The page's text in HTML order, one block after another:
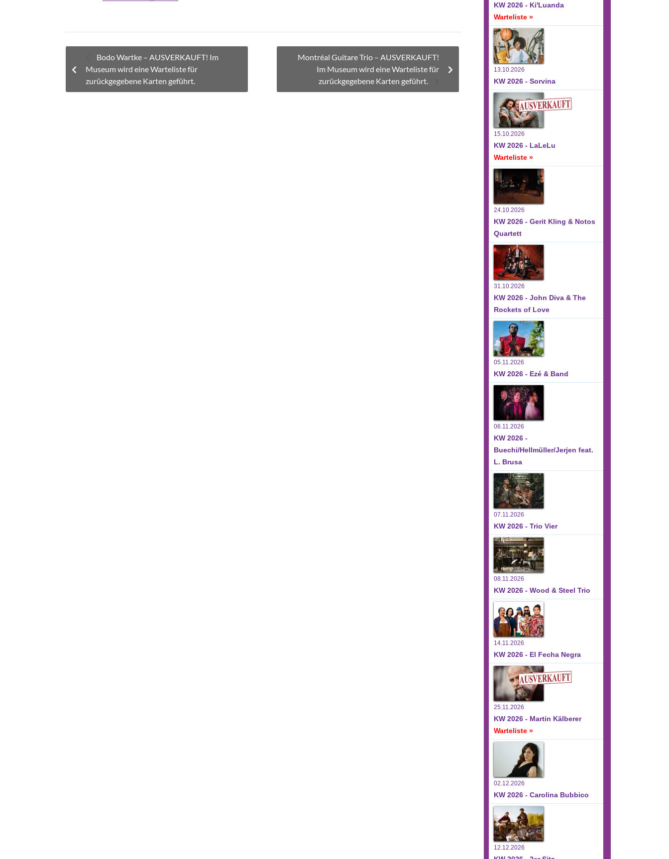
Bodo Wartke – AUSVERKAUFT! Im
Museum wird eine Warteliste für
zurückgegebene Karten geführt.
Montréal Guitare Trio – AUSVERKAUFT!
Im Museum wird eine Warteliste für
zurückgegebene Karten geführt.
KW 2026 - Ki'Luanda
Warteliste »
13.10.2026
KW 2026 - Sorvina
15.10.2026
KW 2026 - LaLeLu
Warteliste »
24.10.2026
KW 2026 - Gerit Kling & Notos
Quartett
31.10.2026
KW 2026 - John Diva & The
Rockets of Love
05.11.2026
KW 2026 - Ezé & Band
06.11.2026
KW 2026 -
Buechi/Hellmüller/Jerjen feat.
L. Brusa
07.11.2026
KW 2026 - Trio Vier
08.11.2026
KW 2026 - Wood & Steel Trio
14.11.2026
KW 2026 - El Fecha Negra
25.11.2026
KW 2026 - Martin Kälberer
Warteliste »
02.12.2026
KW 2026 - Carolina Bubbico
12.12.2026